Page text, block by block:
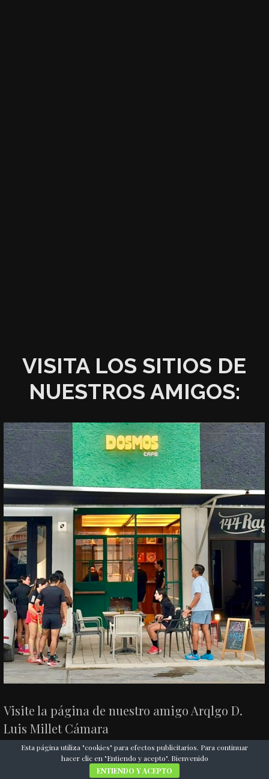
VISITA LOS SITIOS DE
NUESTROS AMIGOS:
Visite la página de nuestro amigo Arqlgo D.
Luis Millet Cámara
Esta página utiliza "cookies" para efectos publicitarios. Para continuar
hacer clic en "Entiendo y acepto". Bienvenido
ENTIENDO Y ACEPTO